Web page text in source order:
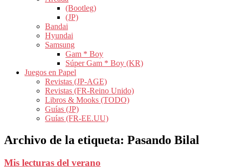
(Bootleg)
(JP)
Bandai
Hyundai
Samsung
Gam * Boy
Súper Gam * Boy (KR)
Juegos en Papel
Revistas (JP-AGE)
Revistas (FR-Reino Unido)
Libros & Mooks (TODO)
Guías (JP)
Guías (FR-EE.UU)
Archivo de la etiqueta: Pasando Bilal
Mis lecturas del verano